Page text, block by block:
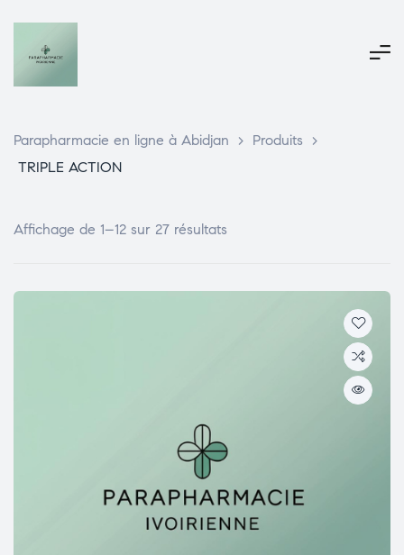
Parapharmacie en ligne à Abidjan > Produits
>
TRIPLE ACTION
Affichage de 1–12 sur 27 résultats